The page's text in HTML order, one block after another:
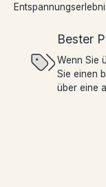
JETZT BUCHEN
Bester
Wenn Sie
Sie einen
über eine